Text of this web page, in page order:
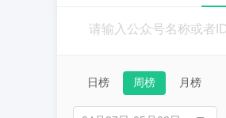
日榜 周榜 月榜